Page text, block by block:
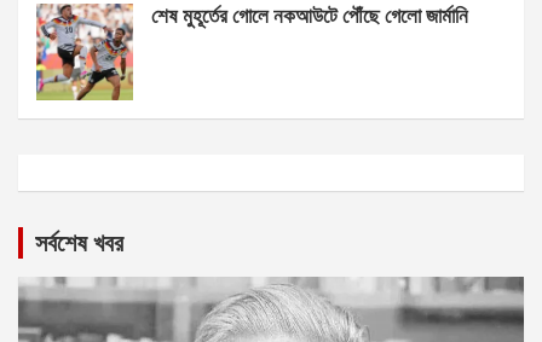
শেষ মুহূর্তের গোলে নকআউটে পৌঁছে গেলো জার্মানি
সর্বশেষ খবর